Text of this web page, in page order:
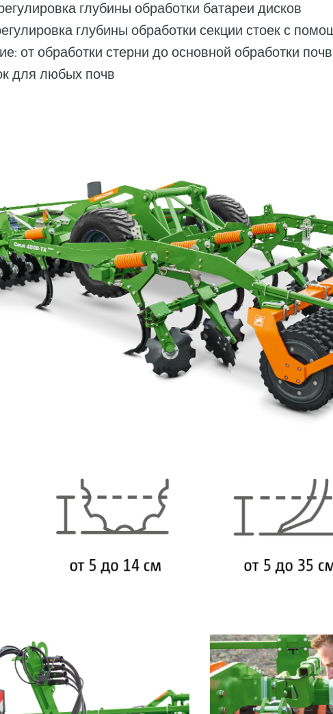
глубины обработки батареи дисков
глубины обработки секции стоек с
от обработки стерни до основной обработки
для любых почв